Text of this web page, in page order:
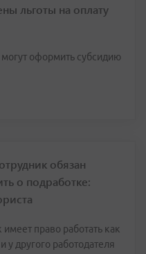
льготы на оплату
оформить субсидию
обязан
о подработке:
право работать как
у другого работодателя